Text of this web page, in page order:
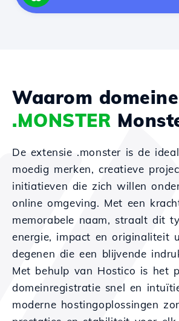
Waarom
.MONSTER
De extensie .monster is de
moedig merken, creatieve
initiatieven die zich willen
online omgeving. Met een
memorabele naam, straalt dit
energie, impact en originaliteit
degenen die een blijvende
Met behulp van Hostico is het
domeinregistratie snel en
moderne hostingoplossingen